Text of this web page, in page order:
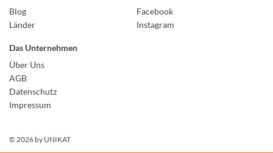
Blog
Länder
Facebook
Instagram
Das Unternehmen
Über Uns
AGB
Datenschutz
Impressum
© 2026 by UNIKAT